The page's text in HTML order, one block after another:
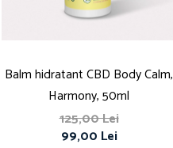
Balm hidratant CBD Body Calm,
Harmony, 50ml
125,00 Lei
99,00 Lei